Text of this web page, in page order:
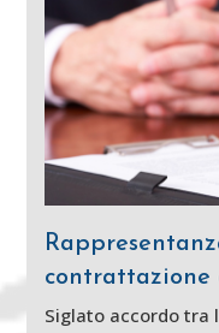
contrattazione
Siglato accordo tra